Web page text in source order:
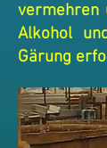
vermehren
Alkohol
Gärung